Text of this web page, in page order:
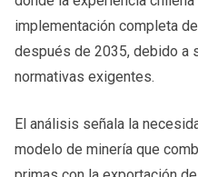
implementación completa
después de 2035, debido a
normativas exigentes.
El análisis señala la
modelo de minería que